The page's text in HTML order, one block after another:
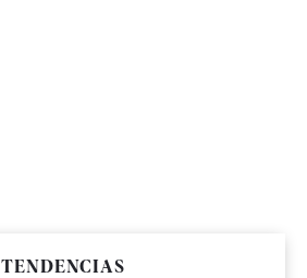
TENDENCIAS